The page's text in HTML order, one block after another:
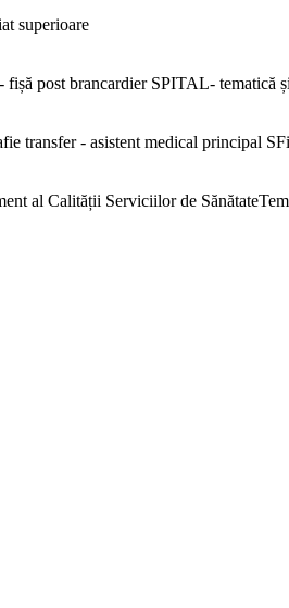
superioare
post brancardier SPITAL- tematică
transfer - asistent medical principal
al Calității Serviciilor de